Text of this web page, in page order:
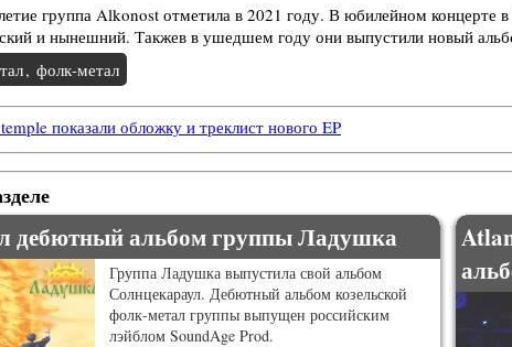
группа Alkonost отметила в 2021 году. В юбилейном концерте
и нынешний. Такжев в ушедшем году они выпустили новый
, фолк-метал
показали обложку и треклист нового EP
дебютный альбом группы Ладушка
Группа Ладушка выпустила свой альбом
Солнцекараул. Дебютный альбом козельской
фолк-метал группы выпущен российским
лэйблом SoundAge Prod.